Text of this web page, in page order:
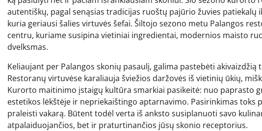
autentiškų, pagal senąsias tradicijas ruoštų pajūrio žuvies
kuria geriausi šalies virtuvės šefai. Šiltojo sezono metu Palangos
centru, kuriame susipina vietiniai ingredientai, modernios maisto
dvelksmas.
Keliaujant per Palangos skonių pasaulį, galima pastebėti
Restoranų virtuvėse karaliauja šviežios daržovės iš vietinių ūkių,
Kurorto maitinimo įstaigų kultūra smarkiai pasikeitė: nuo paprasto
estetikos lėkštėje ir nepriekaištingo aptarnavimo. Pasirinkimas toks
praleisti vakarą. Būtent todėl verta iš anksto susiplanuoti savo
atpalaiduojančios, bet ir praturtinančios jūsų skonio receptorius.